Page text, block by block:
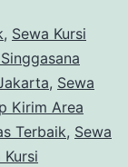
, Sewa Kursi
, Sewa
Kirim Area
Terbaik, Sewa
Kursi